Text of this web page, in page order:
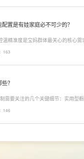
置是有娃家庭必不可少的？
精准度是宝妈群体最关心的核心需
低温冲奶、85℃泡辅食、100℃沸
163
？
需要关注的几个关键细节：实用型
分区、拉篮、转角收纳等功能设计
146